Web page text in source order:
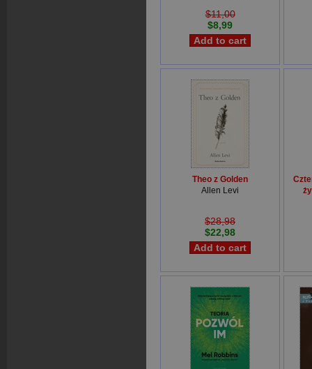
$11,00
$8,99
Theo z Golden
Allen Levi
$28,98
$22,98